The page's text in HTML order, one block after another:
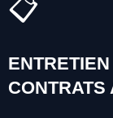
📋
CONTRATS